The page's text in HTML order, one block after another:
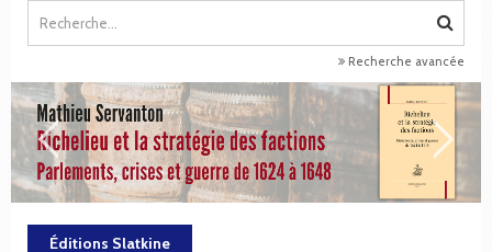
Recherche avancée
Éditions Slatkine